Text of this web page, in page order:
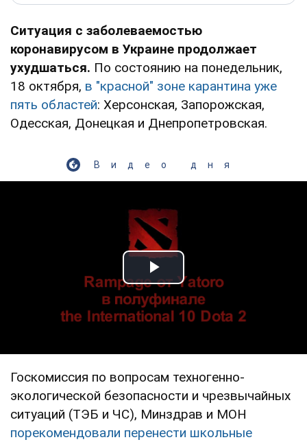
Ситуация с заболеваемостью
коронавирусом в Украине продолжает
ухудшаться. По состоянию на понедельник,
18 октября, в "красной" зоне карантина уже
пять областей: Херсонская, Запорожская,
Одесская, Донецкая и Днепропетровская.
Видео дня
Play Video
Госкомиссия по вопросам техногенно-
экологической безопасности и чрезвычайных
ситуаций (ТЭБ и ЧС), Минздрав и МОН
порекомендовали перенести школьные